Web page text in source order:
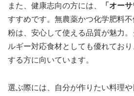
また、健康志向の方には、 「オー
すすめです。無農薬かつ化学肥料
粉は、安心して使える品質が魅力
ルギー対応食材としても優れてお
する方に向いています。
選ぶ際には、自分が作りたい料理